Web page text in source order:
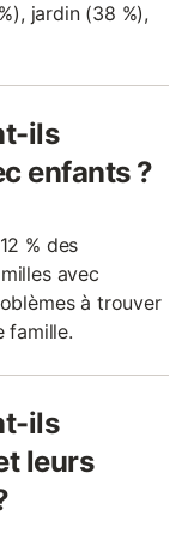
jardin (38 %),
ils
enfants ?
% des
avec
à trouver
famille.
ils
leurs